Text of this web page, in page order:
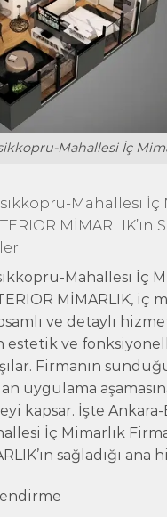
Mahallesi İç
Mahallesi İç
MİMARLIK’ın
Mahallesi İç
MİMARLIK, iç
ve detaylı
estetik ve
Firmanın
uygulama
kapsar. İşte Ankara-
İç Mimarlık
sağladığı ana